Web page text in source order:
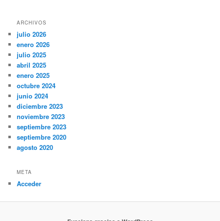
ARCHIVOS
julio 2026
enero 2026
julio 2025
abril 2025
enero 2025
octubre 2024
junio 2024
diciembre 2023
noviembre 2023
septiembre 2023
septiembre 2020
agosto 2020
META
Acceder